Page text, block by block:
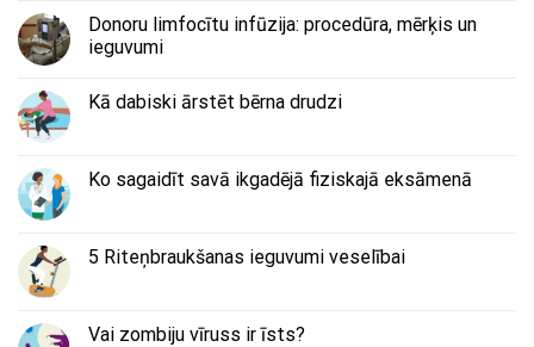
Donoru limfocītu infūzija: procedūra, mērķis un
ieguvumi
Kā dabiski ārstēt bērna drudzi
Ko sagaidīt savā ikgadējā fiziskajā eksāmenā
5 Riteņbraukšanas ieguvumi veselībai
Vai zombiju vīruss ir īsts?